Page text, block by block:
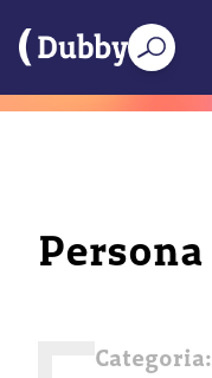
Persona
Categoria: